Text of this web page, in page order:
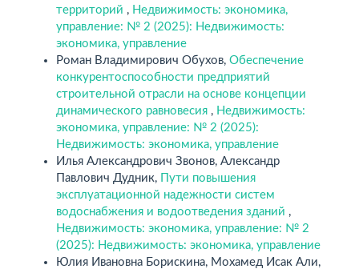
территорий , Недвижимость: экономика,
управление: № 2 (2025): Недвижимость:
экономика, управление
Роман Владимирович Обухов, Обеспечение
конкурентоспособности предприятий
строительной отрасли на основе концепции
динамического равновесия , Недвижимость:
экономика, управление: № 2 (2025):
Недвижимость: экономика, управление
Илья Александрович Звонов, Александр
Павлович Дудник,
Пути повышения
эксплуатационной надежности систем
водоснабжения и водоотведения зданий ,
Недвижимость: экономика, управление: № 2
(2025): Недвижимость: экономика, управление
Юлия Ивановна Борискина, Мохамед Исак Али,